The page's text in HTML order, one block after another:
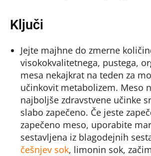
Ključi
Jejte majhne do zmerne
visokokvalitetnega, pustega,
mesa nekajkrat na teden za
učinkovit metabolizem. Meso
najboljše zdravstvene učinke
slabo zapečeno. Če jeste
zapečeno meso, uporabite
sestavljena iz blagodejnih
češnjev sok, limonin sok,